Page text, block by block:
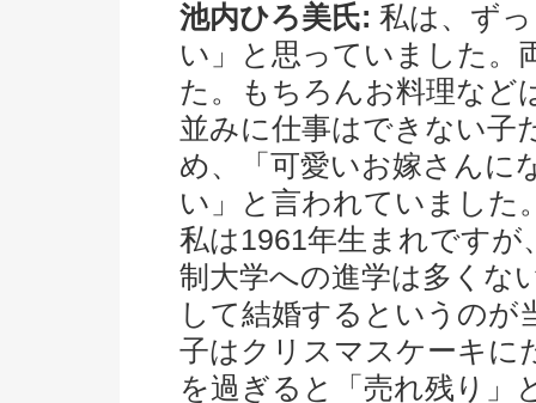
池内ひろ美氏: 私は、ず
い」と思っていました。
た。もちろんお料理など
並みに仕事はできない子
め、「可愛いお嫁さんに
い」と言われていました
私は1961年生まれですが
制大学への進学は多くな
して結婚するというのが
子はクリスマスケーキに
を過ぎると「売れ残り」